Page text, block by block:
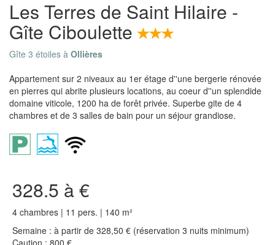
Les Terres de Saint Hilaire -
Gîte Ciboulette
Gîte 3 étoiles à Ollières
Appartement sur 2 niveaux au 1er étage d''une bergerie rénovée
en pierres qui abrite plusieurs locations, au coeur d''un splendide
domaine viticole, 1200 ha de forêt privée. Superbe gite de 4
chambres et de 3 salles de bain pour un séjour grandiose.
328.5 à €
4 chambres | 11 pers. | 140 m²
Semaine : à partir de 328,50 € (réservation 3 nuits minimum)
Caution : 800 €